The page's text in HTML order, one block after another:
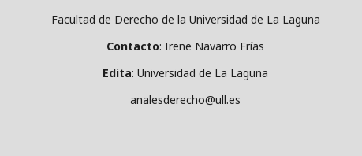
Facultad de Derecho de la Universidad de La Laguna
Contacto: Irene Navarro Frías
Edita: Universidad de La Laguna
analesderecho@ull.es